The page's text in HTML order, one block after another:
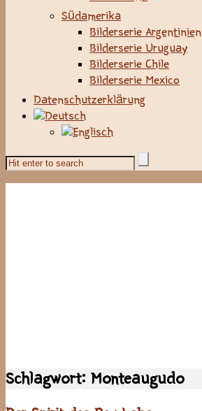
Südamerika
Bilderserie Argentinien
Bilderserie Uruguay
Bilderserie Chile
Bilderserie Mexico
Datenschutzerklärung
Schlagwort: Monteaugudo